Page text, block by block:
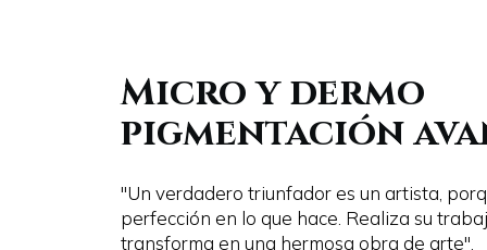
Micro y dermo
pigmentación
"Un verdadero triunfador es un artista,
perfección en lo que hace. Realiza su
transforma en una hermosa obra de arte".